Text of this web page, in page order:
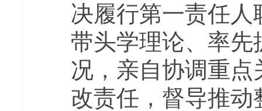
决履行第一责任
带头学理论、率
况，亲自协调重
改责任，督导推动